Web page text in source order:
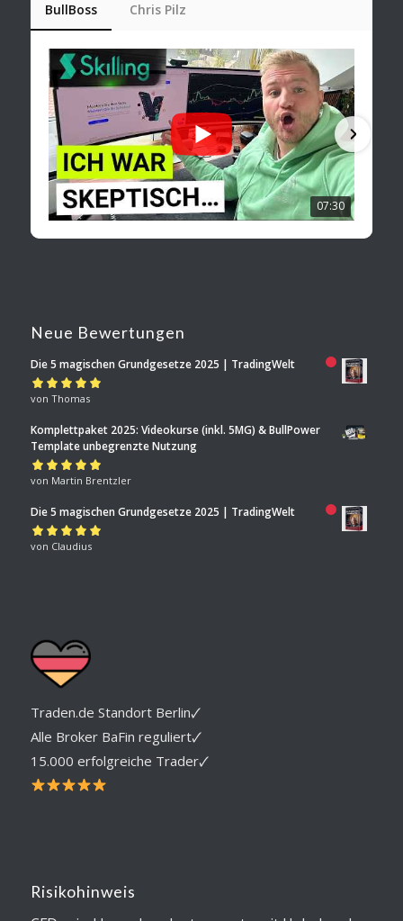
BullBoss Chris Pilz
07:30
Neue Bewertungen
Die 5 magischen Grundgesetze 2025 | TradingWelt
Bewertet mit
von Thomas
Komplettpaket 2025: Videokurse (inkl. 5MG) & BullPower
Template unbegrenzte Nutzung
Bewertet mit5
von Martin Brentzler
Die 5 magischen Grundgesetze 2025 | TradingWelt
Bewertet mit
von Claudius
Traden.de Standort Berlin🗸
Alle Broker BaFin reguliert🗸
15.000 erfolgreiche Trader🗸
Risikohinweis